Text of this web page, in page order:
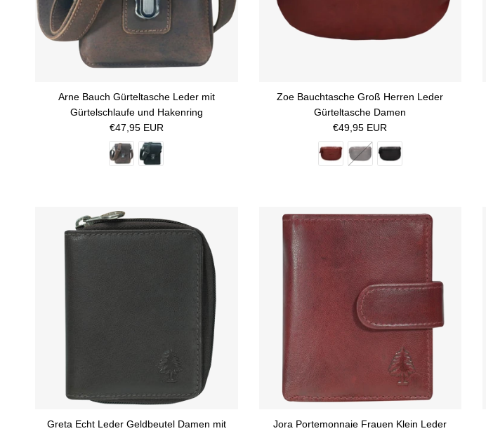
Arne Bauch Gürteltasche Leder mit
Gürtelschlaufe und Hakenring
Normaler Preis
€47,95 EUR
Zoe Bauchtasche Groß Herren Leder
Gürteltasche Damen
Normaler Preis
€49,95 EUR
Greta Echt Leder Geldbeutel Damen mit
Jora Portemonnaie Frauen Klein Leder